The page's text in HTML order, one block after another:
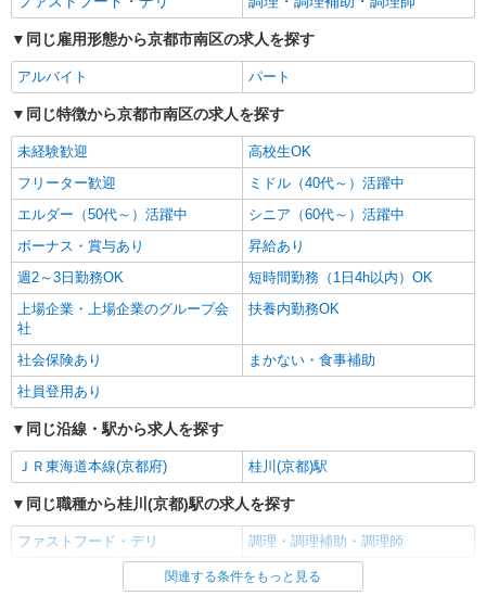
同じ雇用形態から京都市南区の求人を探す
アルバイト パート
同じ特徴から京都市南区の求人を探す
未経験歓迎
高校生OK
フリーター歓迎
ミドル（40代～）活躍中
エルダー（50代～）活躍中
シニア（60代～）活躍中
ボーナス・賞与あり
昇給あり
週2～3日勤務OK
短時間勤務（1日4h以内）OK
上場企業・上場企業のグループ会
社
扶養内勤務OK
社会保険あり
まかない・食事補助
社員登用あり
同じ沿線・駅から求人を探す
ＪＲ東海道本線(京都府) 桂川(京都)駅
同じ職種から桂川(京都)駅の求人を探す
ファストフード・デリ 調理・調理補助・調理師
同じ雇用形態から桂川(京都)駅の求人を探す
関連する条件をもっと見る